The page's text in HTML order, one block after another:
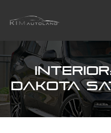
DAKOTA